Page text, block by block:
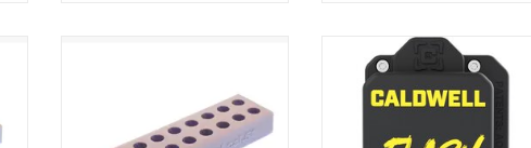
AGGIUNGI AL CARRELLO
Adatto a tutti i bersagli più grandi
di 12,7 cm (5'').
AGGIUNGI AL CARRELLO